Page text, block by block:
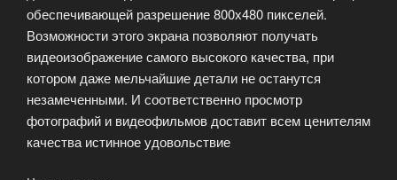
обеспечивающей разрешение 800х480 пикселей.
Возможности этого экрана позволяют получать
видеоизображение самого высокого качества, при
котором даже мельчайшие детали не останутся
незамеченными. И соответственно просмотр
фотографий и видеофильмов доставит всем ценителям
качества истинное удовольствие